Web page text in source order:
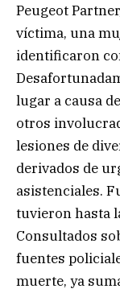
Peugeot
víctima, una
identificaron
lugar a causa
otros
lesiones de
derivados de
asistenciales.
tuvieron hasta
Consultados
fuentes
muerte, ya